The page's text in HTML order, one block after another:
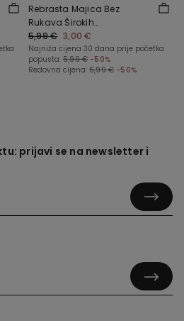
Rebrasta Majica Bez
Rukava Širokih
Naramenica za Djevojčice
5,99 € 3,00 €
Najniža cijena 30 dana prije početka
popusta: 5,99 € -50%
Redovna cijena: 5,99 € -50%
prijavi se na newsletter i